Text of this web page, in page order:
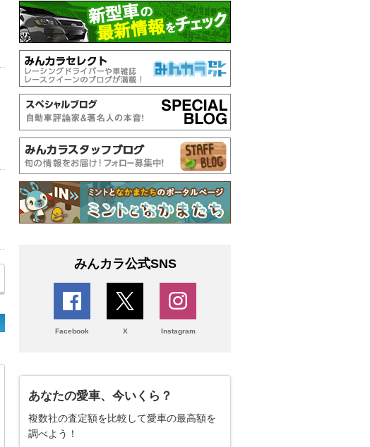
みんカラ公式SNS
Facebook X Instagram
あなたの愛車、今いくら？
複数社の査定額を比較して愛車の最高額を
調べよう！